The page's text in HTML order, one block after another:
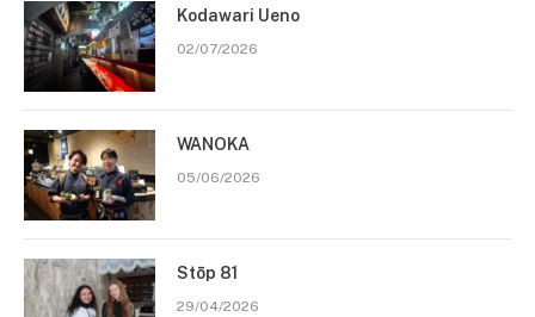
Kodawari Ueno
02/07/2026
WANOKA
05/06/2026
Stōp 81
29/04/2026